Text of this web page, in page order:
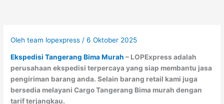
Olehteam lopexpress /6 Oktober 2025
Ekspedisi Tangerang Bima Murah – LOPExpress adalah
perusahaan ekspedisi terpercaya yang siap membantu jasa
pengiriman barang anda. Selain barang retail kami juga
bersedia melayani Cargo Tangerang Bima murah dengan
tarif terjangkau.